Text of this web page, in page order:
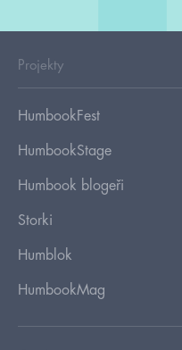
Projekty
HumbookFest
HumbookStage
Humbook blogeři
Storki
Humblok
HumbookMag